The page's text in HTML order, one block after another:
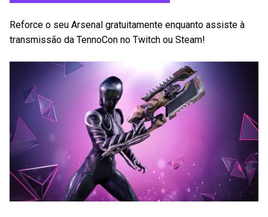
Reforce o seu Arsenal gratuitamente enquanto assiste à
transmissão da TennoCon no Twitch ou Steam!